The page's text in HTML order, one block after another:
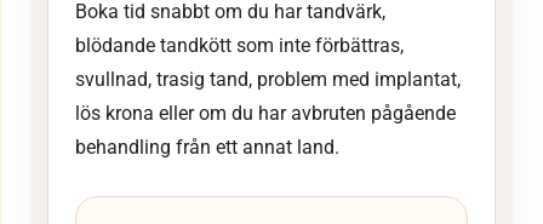
Boka tid snabbt om du har tandvärk,
blödande tandkött som inte förbättras,
svullnad, trasig tand, problem med implantat,
lös krona eller om du har avbruten pågående
behandling från ett annat land.